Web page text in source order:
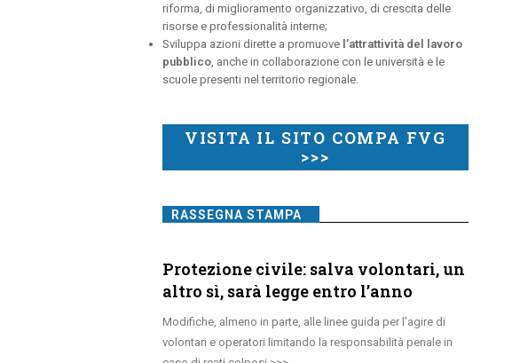
riforma, di miglioramento organizzativo, di crescita delle
risorse e professionalità interne;
Sviluppa azioni dirette a promuove l’attrattività del lavoro
pubblico, anche in collaborazione con le università e le
scuole presenti nel territorio regionale.
VISITA IL SITO COMPA FVG
>>>
RASSEGNA STAMPA
Protezione civile: salva volontari, un
altro sì, sarà legge entro l’anno
Modifiche, almeno in parte, alle linee guida per l’agire di
volontari e operatori limitando la responsabilità penale in